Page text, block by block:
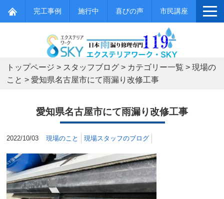
完工事例 施行中 喜びの声 市民講座
トップページ > スタッフブログ > カテゴリー一覧 >現場の
こと >愛知県名古屋市にて雨漏り改修工事
愛知県名古屋市にて雨漏り改修工事
2022/10/03 現場のこと 現場スタッフのブログ